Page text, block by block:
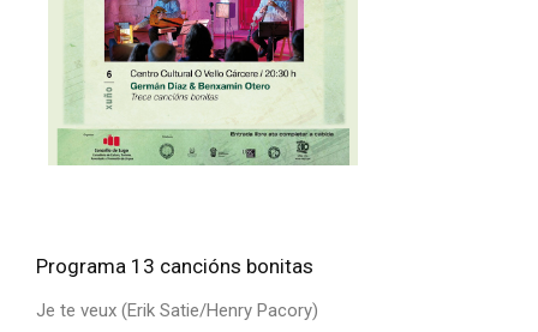
Programa 13 cancións bonitas
Je te veux (Erik Satie/Henry Pacory)